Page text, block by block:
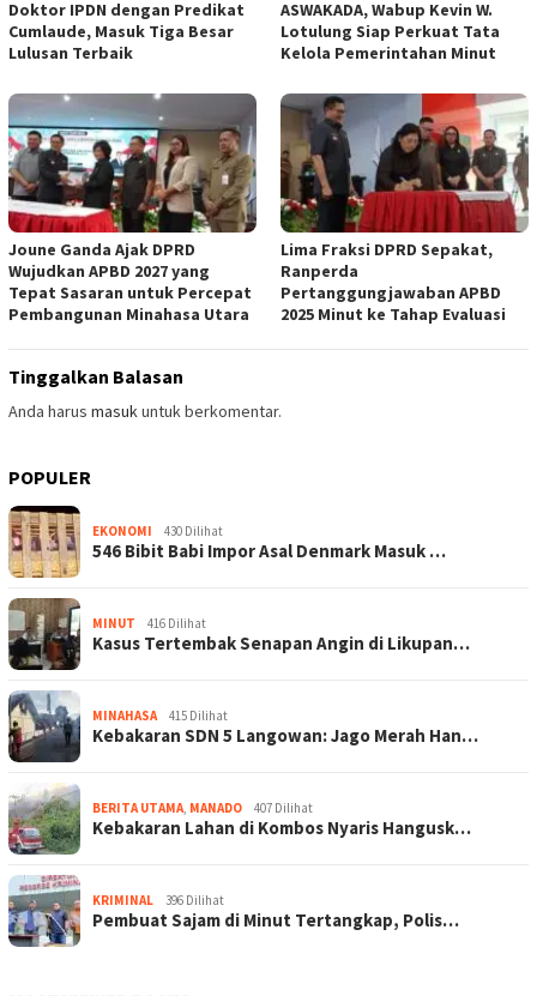
Doktor IPDN dengan Predikat
Cumlaude, Masuk Tiga Besar
Lulusan Terbaik
ASWAKADA, Wabup Kevin W.
Lotulung Siap Perkuat Tata
Kelola Pemerintahan Minut
Joune Ganda Ajak DPRD
Wujudkan APBD 2027 yang
Tepat Sasaran untuk Percepat
Pembangunan Minahasa Utara
Lima Fraksi DPRD Sepakat,
Ranperda
Pertanggungjawaban APBD
2025 Minut ke Tahap Evaluasi
Tinggalkan Balasan
Anda harus masukuntuk berkomentar.
POPULER
EKONOMI 430 Dilihat
546 Bibit Babi Impor Asal Denmark Masuk …
MINUT 416 Dilihat
Kasus Tertembak Senapan Angin di Likupan…
MINAHASA 415 Dilihat
Kebakaran SDN 5 Langowan: Jago Merah Han…
BERITA UTAMA MANADO 407 Dilihat
Kebakaran Lahan di Kombos Nyaris Hangusk…
KRIMINAL 396 Dilihat
Pembuat Sajam di Minut Tertangkap, Polis…